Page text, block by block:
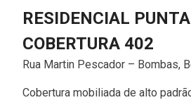
RESIDENCIAL
COBERTURA 402
Rua Martin Pescador – Bombas,
Cobertura mobiliada de alto